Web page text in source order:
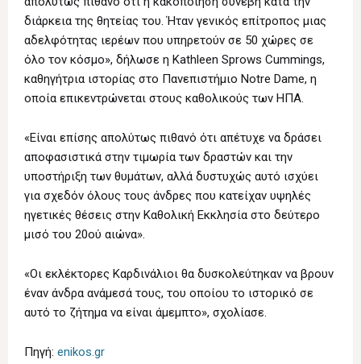
διάρκεια της θητείας του. Ήταν γενικός επίτροπος μιας
αδελφότητας ιερέων που υπηρετούν σε 50 χώρες σε
όλο τον κόσμο», δήλωσε η Kathleen Sprows Cummings,
καθηγήτρια ιστορίας στο Πανεπιστήμιο Notre Dame, η
οποία επικεντρώνεται στους καθολικούς των ΗΠΑ.
«Είναι επίσης απολύτως πιθανό ότι απέτυχε να δράσει
αποφασιστικά στην τιμωρία των δραστών και την
υποστήριξη των θυμάτων, αλλά δυστυχώς αυτό ισχύει
για σχεδόν όλους τους άνδρες που κατείχαν υψηλές
ηγετικές θέσεις στην Καθολική Εκκλησία στο δεύτερο
μισό του 20ού αιώνα».
«Οι εκλέκτορες Καρδινάλιοι θα δυσκολεύτηκαν να βρουν
έναν άνδρα ανάμεσά τους, του οποίου το ιστορικό σε
αυτό το ζήτημα να είναι άμεμπτο», σχολίασε.
Πηγή: enikos.gr